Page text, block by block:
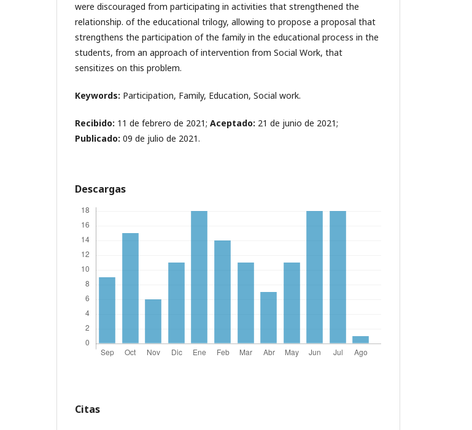
were discouraged from participating in activities that strengthened the
relationship. of the educational trilogy, allowing to propose a proposal that
strengthens the participation of the family in the educational process in the
students, from an approach of intervention from Social Work, that
sensitizes on this problem.
Keywords: Participation, Family, Education, Social work.
Recibido: 11 de febrero de 2021; Aceptado: 21 de junio de 2021;
Publicado: 09 de julio de 2021.
Descargas
Citas